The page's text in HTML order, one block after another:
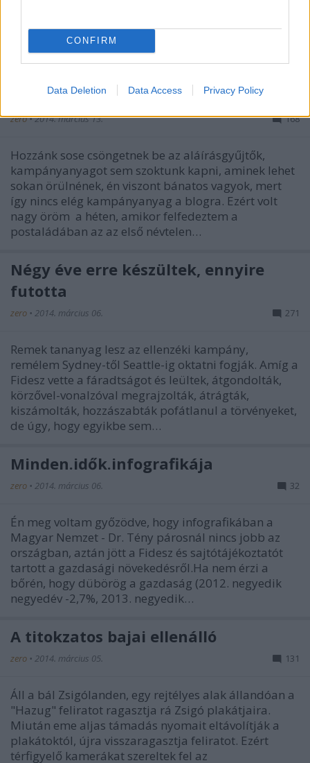
CONFIRM
Data Deletion Data Access Privacy Policy
főszereplők rettenetes minikával próbálják…
megjött az első névtelen szórólap
zero•2014. március 13. 168
Hozzánk sose csöngetnek be az aláírásgyűjtők,
kampányanyagot sem szoktunk kapni, aminek lehet
sokan örülnének, én viszont bánatos vagyok, mert
így nincs elég kampányanyag a blogra. Ezért volt
nagy öröm a héten, amikor felfedeztem a
postaládában az az első névtelen…
Négy éve erre készültek, ennyire
futotta
zero • 2014. március 06. 271
Remek tananyag lesz az ellenzéki kampány,
remélem Sydney-től Seattle-ig oktatni fogják. Amíg a
Fidesz vette a fáradtságot és leültek, átgondolták,
körzővel-vonalzóval megrajzolták, átrágták,
kiszámolták, hozzászabták pofátlanul a törvényeket,
de úgy, hogy egyikbe sem…
Minden.idők.infografikája
zero • 2014. március 06. 32
Én meg voltam győzödve, hogy infografikában a
Magyar Nemzet - Dr. Tény párosnál nincs jobb az
országban, aztán jött a Fidesz és sajtótájékoztatót
tartott a gazdasági növekedésről.Ha nem érzi a
bőrén, hogy dübörög a gazdaság (2012. negyedik
negyedév -2,7%, 2013. negyedik…
A titokzatos bajai ellenálló
zero • 2014. március 05. 131
Áll a bál Zsigólanden, egy rejtélyes alak állandóan a
"Hazug" feliratot ragasztja rá Zsigó plakátjaira.
Miután eme aljas támadás nyomait eltávolítják a
plakátoktól, újra visszaragasztja feliratot. Ezért
térfigyelő kamerákat szereltek fel az